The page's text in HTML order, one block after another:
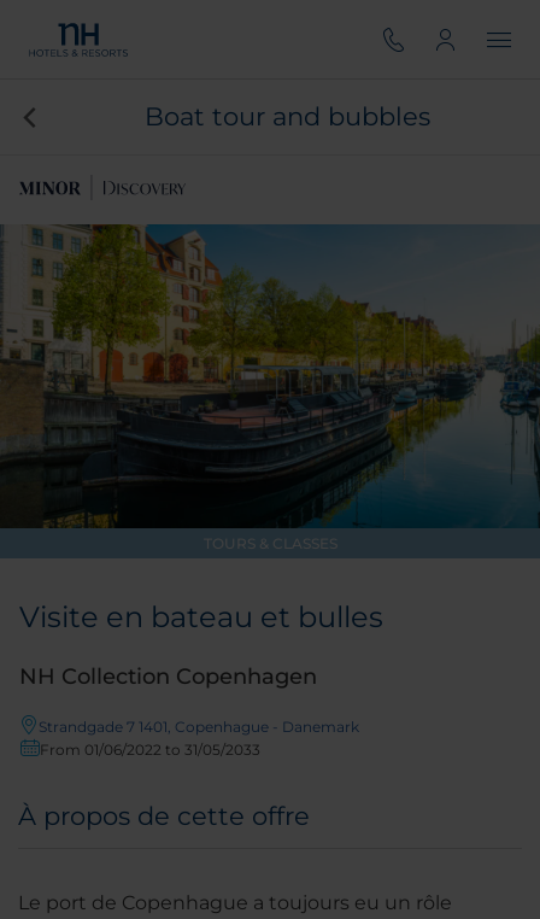
Boat tour and bubbles
TOURS & CLASSES
Visite en bateau et bulles
NH Collection Copenhagen
Strandgade 7 1401, Copenhague - Danemark
From 01/06/2022 to 31/05/2033
À propos de cette offre
Le port de Copenhague a toujours eu un rôle